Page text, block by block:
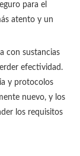
para el
atento y un
con sustancias
efectividad.
y protocolos
nuevo, y los
los requisitos